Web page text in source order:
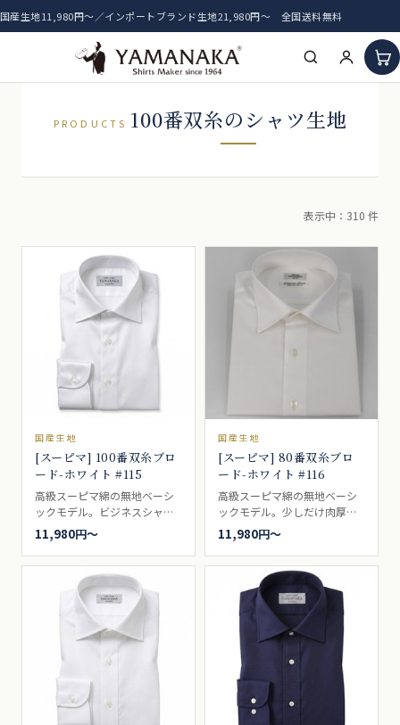
国産生地11,980円〜／インポートブランド生地21,980円〜 全国送料無料
PRODUCTS 100番双糸のシャツ生地
表示中：310 件
国産生地
[スーピマ] 100番双糸ブロ
ード-ホワイト #115
高級スーピマ綿の無地ベーシ
ックモデル。ビジネスシャツ
向き。
11,980円〜
国産生地
[スーピマ] 80番双糸ブロ
ード-ホワイト #116
高級スーピマ綿の無地ベーシ
ックモデル。少しだけ肉厚な
生地。ビジネスシャツ向き。
11,980円〜